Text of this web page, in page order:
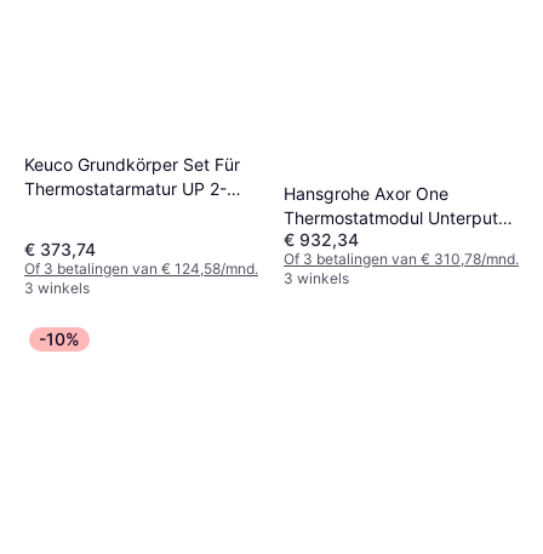
Keuco Grundkörper Set Für
Thermostatarmatur UP 2-
€ 373,74
Of 3 betalingen van € 124,58/mnd.
3 winkels
Hansgrohe Axor One
Thermostatmodul Unterputz
45712700
€ 932,34
Of 3 betalingen van € 310,78/mnd.
3 winkels
-10%